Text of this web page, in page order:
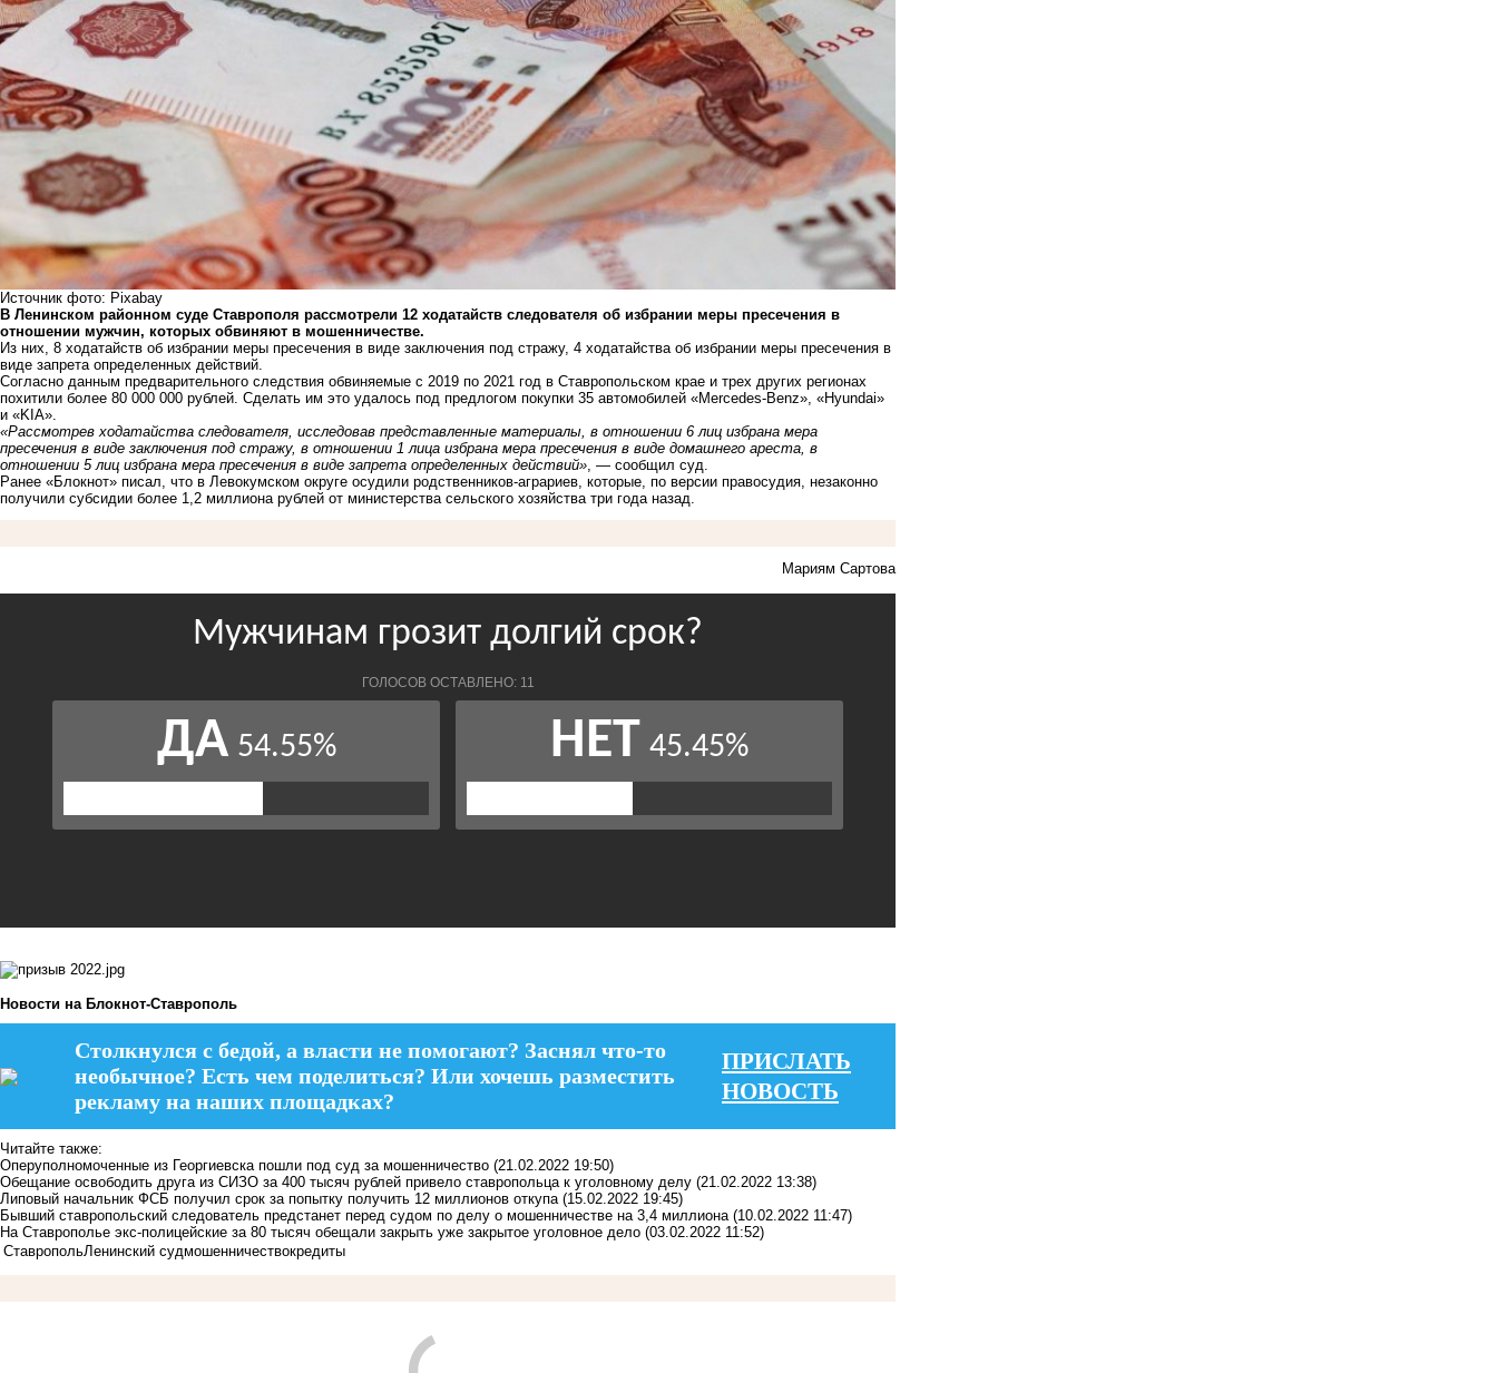
Источник фото: Pixabay
В Ленинском районном суде Ставрополя рассмотрели 12 ходатайств следователя об избрании меры пресечения в
отношении мужчин, которых обвиняют в мошенничестве.
Из них, 8 ходатайств об избрании меры пресечения в виде заключения под стражу, 4 ходатайства об избрании меры пресечения в
виде запрета определенных действий.
Согласно данным предварительного следствия обвиняемые с 2019 по 2021 год в Ставропольском крае и трех других регионах
похитили более 80 000 000 рублей. Сделать им это удалось под предлогом покупки 35 автомобилей «Mercedes-Benz», «Hyundai»
и «KIA».
«Рассмотрев ходатайства следователя, исследовав представленные материалы, в отношении 6 лиц избрана мера
пресечения в виде заключения под стражу, в отношении 1 лица избрана мера пресечения в виде домашнего ареста, в
отношении 5 лиц избрана мера пресечения в виде запрета определенных действий», ― сообщил суд.
Ранее «Блокнот» писал, что в Левокумском округе осудили родственников-аграриев, которые, по версии правосудия, незаконно
получили субсидии более 1,2 миллиона рублей от министерства сельского хозяйства три года назад.
Мариям Сартова
Новости на Блoкнoт-Ставрополь
Столкнулся с бедой, а власти не помогают? Заснял что-то
необычное? Есть чем поделиться? Или хочешь разместить
рекламу на наших площадках?
ПРИСЛАТЬ
НОВОСТЬ
Читайте также:
Оперуполномоченные из Георгиевска пошли под суд за мошенничество (21.02.2022 19:50)
Обещание освободить друга из СИЗО за 400 тысяч рублей привело ставропольца к уголовному делу (21.02.2022 13:38)
Липовый начальник ФСБ получил срок за попытку получить 12 миллионов откупа (15.02.2022 19:45)
Бывший ставропольский следователь предстанет перед судом по делу о мошенничестве на 3,4 миллиона (10.02.2022 11:47)
На Ставрополье экс-полицейские за 80 тысяч обещали закрыть уже закрытое уголовное дело (03.02.2022 11:52)
СтавропольЛенинский судмошенничествокредиты